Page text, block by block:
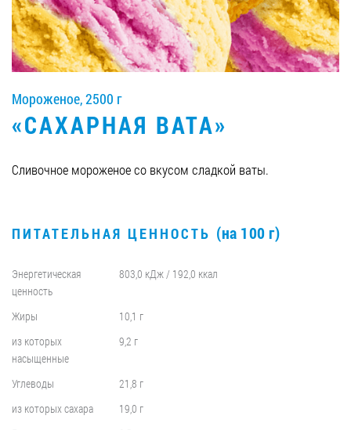
ЗАКАЗАТЬ ПРОДУКЦИЮ «РУДЬ»:
0412 42 29 23
Мороженое, 2500 г
«САХАРНАЯ ВАТА»
Сливочное мороженое со вкусом сладкой ваты.
ПИТАТЕЛЬНАЯ ЦЕННОСТЬ (на 100 г)
Энергетическая
ценность
803,0 кДж / 192,0 ккал
Жиры
10,1 г
из которых
насыщенные
9,2 г
Углеводы
21,8 г
из которых сахара
19,0 г